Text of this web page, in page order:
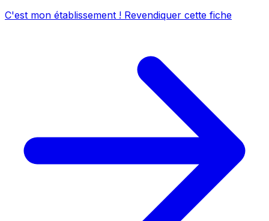
C'est mon établissement ! Revendiquer cette fiche